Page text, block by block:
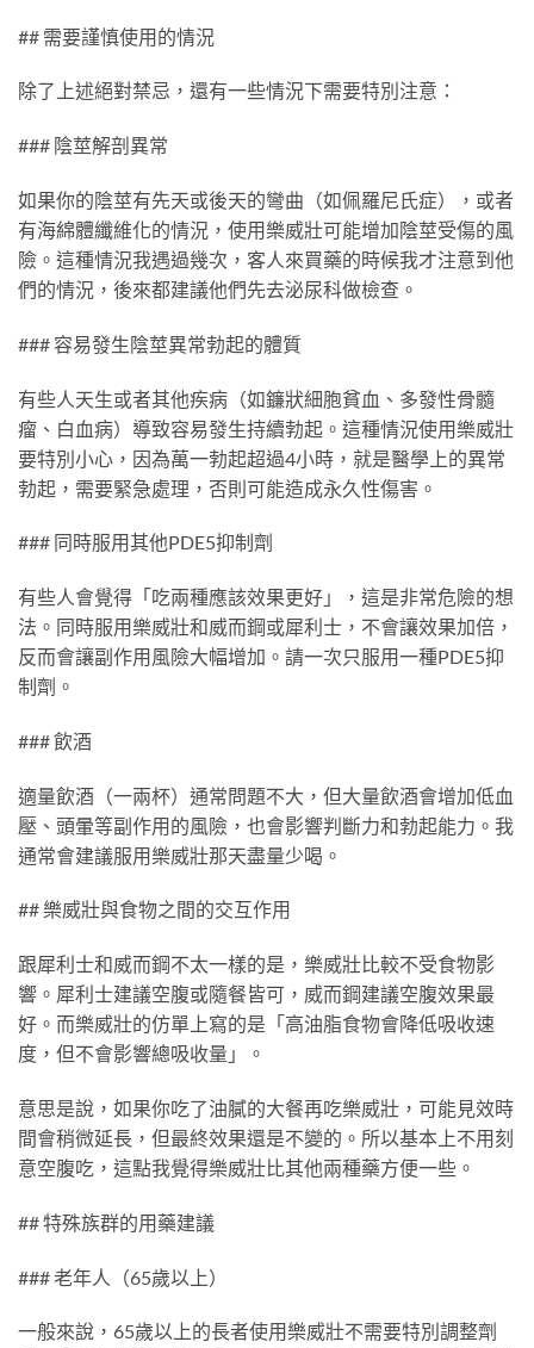
## 需要謹慎使用的情況
除了上述絕對禁忌，還有一些情況下需要特別注意：
### 陰莖解剖異常
如果你的陰莖有先天或後天的彎曲（如佩羅尼氏症），或者
有海綿體纖維化的情況，使用樂威壯可能增加陰莖受傷的風
險。這種情況我遇過幾次，客人來買藥的時候我才注意到他
們的情況，後來都建議他們先去泌尿科做檢查。
### 容易發生陰莖異常勃起的體質
有些人天生或者其他疾病（如鐮狀細胞貧血、多發性骨髓
瘤、白血病）導致容易發生持續勃起。這種情況使用樂威壯
要特別小心，因為萬一勃起超過4小時，就是醫學上的異常
勃起，需要緊急處理，否則可能造成永久性傷害。
### 同時服用其他PDE5抑制劑
有些人會覺得「吃兩種應該效果更好」，這是非常危險的想
法。同時服用樂威壯和威而鋼或犀利士，不會讓效果加倍，
反而會讓副作用風險大幅增加。請一次只服用一種PDE5抑
制劑。
### 飲酒
適量飲酒（一兩杯）通常問題不大，但大量飲酒會增加低血
壓、頭暈等副作用的風險，也會影響判斷力和勃起能力。我
通常會建議服用樂威壯那天盡量少喝。
## 樂威壯與食物之間的交互作用
跟犀利士和威而鋼不太一樣的是，樂威壯比較不受食物影
響。犀利士建議空腹或隨餐皆可，威而鋼建議空腹效果最
好。而樂威壯的仿單上寫的是「高油脂食物會降低吸收速
度，但不會影響總吸收量」。
意思是說，如果你吃了油膩的大餐再吃樂威壯，可能見效時
間會稍微延長，但最終效果還是不變的。所以基本上不用刻
意空腹吃，這點我覺得樂威壯比其他兩種藥方便一些。
## 特殊族群的用藥建議
### 老年人（65歲以上）
一般來說，65歲以上的長者使用樂威壯不需要特別調整劑